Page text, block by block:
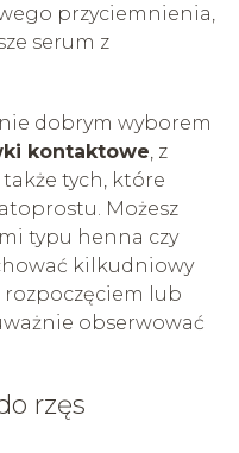
przyciemnienia,
serum z
dobrym wyborem
kontaktowe , z
tych, które
Możesz
typu henna czy
kilkudniowy
lub
obserwować
rzęs